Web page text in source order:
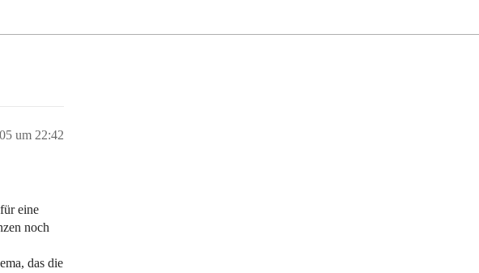
um 22:42
eine
noch
das die